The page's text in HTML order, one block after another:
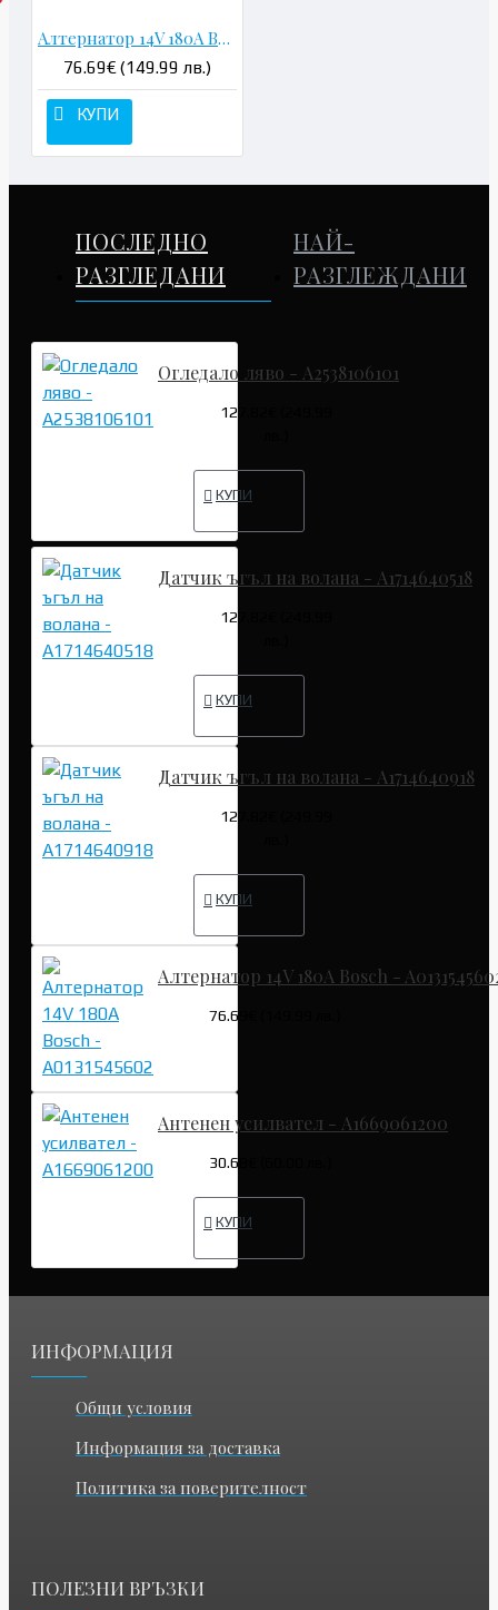
Алтернатор 14V 180A Bosch - A0131545602
76.69€ (149.99 лв.)
КУПИ
ПОСЛЕДНО
РАЗГЛЕДАНИ
НАЙ-
РАЗГЛЕЖДАНИ
Огледало ляво - A2538106101
127.82€ (249.99
КУПИ
Датчик ъгъл на волана - A1714640518
127.82€ (249.99
КУПИ
Датчик ъгъл на волана - A1714640918
127.82€ (249.99
КУПИ
Алтернатор 14V 180A Bosch -
76.69€ (149.99 лв.)
Антенен усилвател - A1669061200
30.68€ (60.00 лв.)
КУПИ
ИНФОРМАЦИЯ
Общи условия
Информация за доставка
Политика за поверителност
ПОЛЕЗНИ ВРЪЗКИ